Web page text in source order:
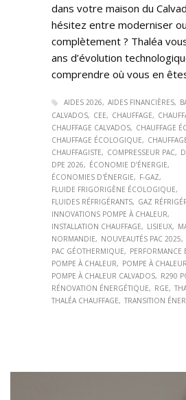
dans votre maison du
hésitez entre moderniser
complètement ? Thaléa
ans d’évolution
comprendre où vous en
AIDES 2026 AIDES FINANCIÈRES
CALVADOS
CEE CHAUFFAGE
CHAUFFAGE CALVADOS
CHAUFFAGE
CHAUFFAGE ÉCOLOGIQUE
CHAUFFAGISTE
COMPRESSEUR PAC
DPE 2026
ÉCONOMIE D’ÉNERGIE
ÉCONOMIES D'ÉNERGIE
F-GAZ
FLUIDE FRIGORIGÈNE ÉCOLOGIQUE
FLUIDES RÉFRIGÉRANTS
GAZ
INNOVATIONS POMPE À CHALEUR
INSTALLATION CHAUFFAGE
LISIEUX
NORMANDIE
NOUVEAUTÉS PAC 2025
PAC GÉOTHERMIQUE
PERFORMANCE
POMPE À CHALEUR
POMPE À
POMPE À CHALEUR CALVADOS
R290
RÉNOVATION ÉNERGÉTIQUE
RGE
THALÉA CHAUFFAGE
TRANSITION